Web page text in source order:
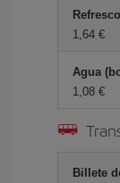
1,64 €
Agua
1,08 €
Billete